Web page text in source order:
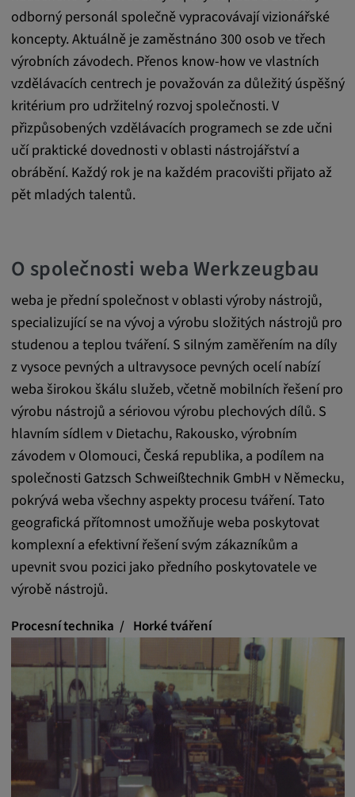
odborný personál společně vypracovávají vizionářské
koncepty. Aktuálně je zaměstnáno 300 osob ve třech
výrobních závodech. Přenos know-how ve vlastních
vzdělávacích centrech je považován za důležitý úspěšný
kritérium pro udržitelný rozvoj společnosti. V
přizpůsobených vzdělávacích programech se zde učni
učí praktické dovednosti v oblasti nástrojářství a
obrábění. Každý rok je na každém pracovišti přijato až
pět mladých talentů.
O společnosti weba Werkzeugbau
weba je přední společnost v oblasti výroby nástrojů,
specializující se na vývoj a výrobu složitých nástrojů pro
studenou a teplou tváření. S silným zaměřením na díly
z vysoce pevných a ultravysoce pevných ocelí nabízí
weba širokou škálu služeb, včetně mobilních řešení pro
výrobu nástrojů a sériovou výrobu plechových dílů. S
hlavním sídlem v Dietachu, Rakousko, výrobním
závodem v Olomouci, Česká republika, a podílem na
společnosti Gatzsch Schweißtechnik GmbH v Německu,
pokrývá weba všechny aspekty procesu tváření. Tato
geografická přítomnost umožňuje weba poskytovat
komplexní a efektivní řešení svým zákazníkům a
upevnit svou pozici jako předního poskytovatele ve
výrobě nástrojů.
Procesní technika
Horké tváření